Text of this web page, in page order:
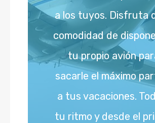
a los tuyos. Disfruta
comodidad de
tu propio avión
sacarle el máximo
a tus vacaciones.
tu ritmo y desde el